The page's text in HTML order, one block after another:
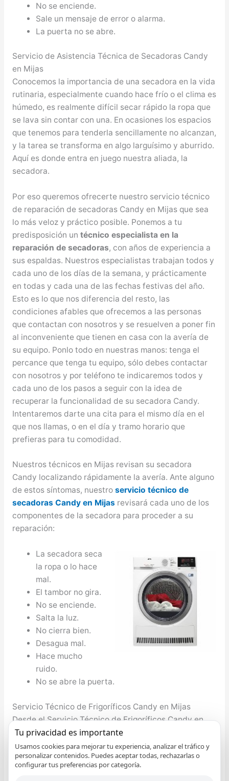
No se enciende.
Sale un mensaje de error o alarma.
La puerta no se abre.
Servicio de Asistencia Técnica de Secadoras Candy
en Mijas
Conocemos la importancia de una secadora en la vida
rutinaria, especialmente cuando hace frío o el clima es
húmedo, es realmente difícil secar rápido la ropa que
se lava sin contar con una. En ocasiones los espacios
que tenemos para tenderla sencillamente no alcanzan,
y la tarea se transforma en algo larguísimo y aburrido.
Aquí es donde entra en juego nuestra aliada, la
secadora.
Por eso queremos ofrecerte nuestro servicio técnico
de reparación de secadoras Candy en Mijas que sea
lo más veloz y práctico posible. Ponemos a tu
predisposición un técnico especialista en la
reparación de secadoras, con años de experiencia a
sus espaldas. Nuestros especialistas trabajan todos y
cada uno de los días de la semana, y prácticamente
en todas y cada una de las fechas festivas del año.
Esto es lo que nos diferencia del resto, las
condiciones afables que ofrecemos a las personas
que contactan con nosotros y se resuelven a poner fin
al inconveniente que tienen en casa con la avería de
su equipo. Ponlo todo en nuestras manos: tenga el
percance que tenga tu equipo, sólo debes contactar
con nosotros y por teléfono te indicaremos todos y
cada uno de los pasos a seguir con la idea de
recuperar la funcionalidad de su secadora Candy.
Intentaremos darte una cita para el mismo día en el
que nos llamas, o en el día y tramo horario que
prefieras para tu comodidad.
Nuestros técnicos en Mijas revisan su secadora
Candy localizando rápidamente la avería. Ante alguno
de estos síntomas, nuestro servicio técnico de
secadoras Candy en Mijasrevisará cada uno de los
componentes de la secadora para proceder a su
reparación:
La secadora seca
la ropa o lo hace
mal.
El tambor no gira.
No se enciende.
Salta la luz.
No cierra bien.
Desagua mal.
Hace mucho
ruido.
No se abre la puerta.
Servicio Técnico de Frigoríficos Candy en Mijas
Desde el Servicio Técnico de Frigoríficos Candy en
Mijas informamos que no tiene que preocuparse si
tiene algún inconveniente con su nevera Candy, el
torno de la nevera no marcha, le falta gas al torno, no
enfría apropiadamente, etc. cualquier problema lo
Tu privacidad es importante
Usamos cookies para mejorar tu experiencia, analizar el tráfico y
personalizar contenidos. Puedes aceptar todas, rechazarlas o
configurar tus preferencias por categoría.